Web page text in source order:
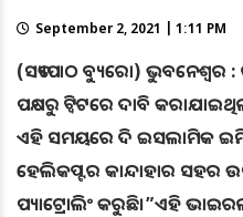
September 2, 2021 | 1:11 PM
(ସତ୍ୟପାଠ ବ୍ୟୁରୋ) ଭୁବନେଶ୍ୱର :
ପକ୍ଷରୁ ଟ୍ୱିଟରେ ଦାବି
ଏହି ସମୟରେ ଦି ଇସଲାମିକ
ହେଲିକପ୍ଟର କାନ୍ଦାହାର
ପ୍ୟାଟ୍ରୋଲିଂ କରୁଛି।”ଏହି